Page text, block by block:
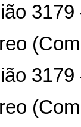
3179
3179